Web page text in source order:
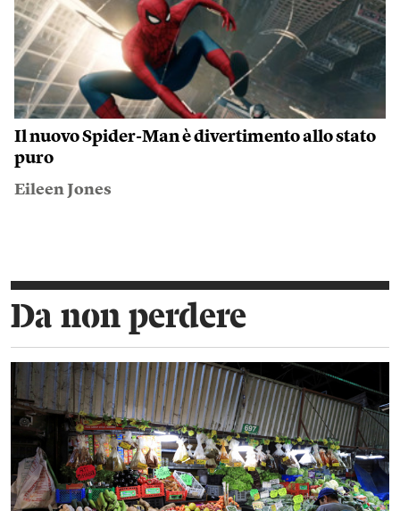
Aperitivo nudista
Dan Savage
Perché il Marocco sta mettendo sotto
pressione Ceuta
Alexandre Aublanc